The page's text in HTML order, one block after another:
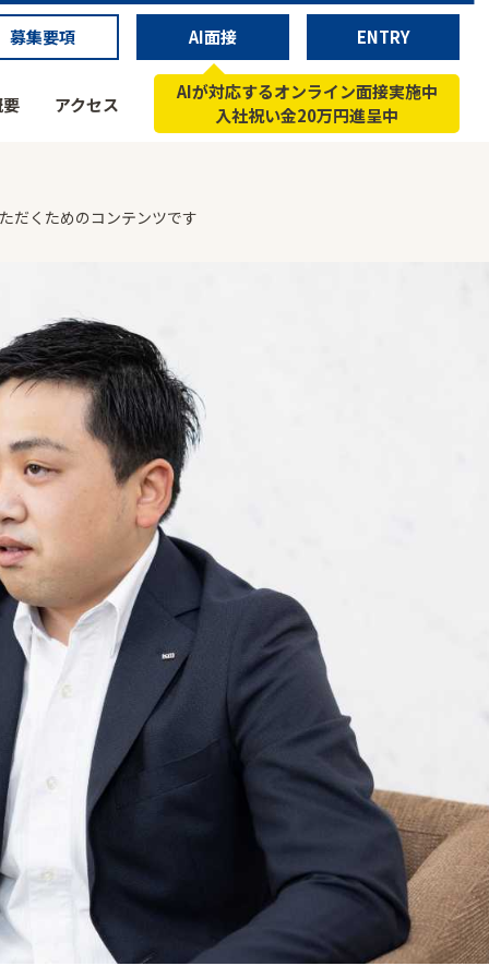
募集要項 AI面接 ENTRY
AIが対応するオンライン面接実施中
入社祝い金20万円進呈中
アクセス
だくためのコンテンツです